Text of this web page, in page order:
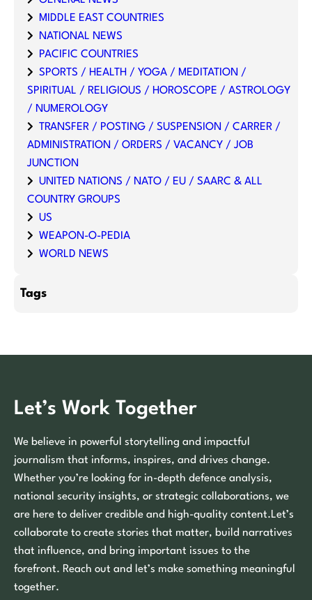
MIDDLE EAST COUNTRIES
NATIONAL NEWS
PACIFIC COUNTRIES
SPORTS / HEALTH / YOGA / MEDITATION /
SPIRITUAL / RELIGIOUS / HOROSCOPE / ASTROLOGY
/ NUMEROLOGY
TRANSFER / POSTING / SUSPENSION / CARRER /
ADMINISTRATION / ORDERS / VACANCY / JOB
JUNCTION
UNITED NATIONS / NATO / EU / SAARC & ALL
COUNTRY GROUPS
US
WEAPON-O-PEDIA
WORLD NEWS
Tags
Let’s Work Together
We believe in powerful storytelling and impactful
journalism that informs, inspires, and drives change.
Whether you’re looking for in-depth defence analysis,
national security insights, or strategic collaborations, we
are here to deliver credible and high-quality content.Let’s
collaborate to create stories that matter, build narratives
that influence, and bring important issues to the
forefront. Reach out and let’s make something meaningful
together.